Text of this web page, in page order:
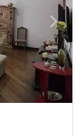
arrow_forward_ios
Next